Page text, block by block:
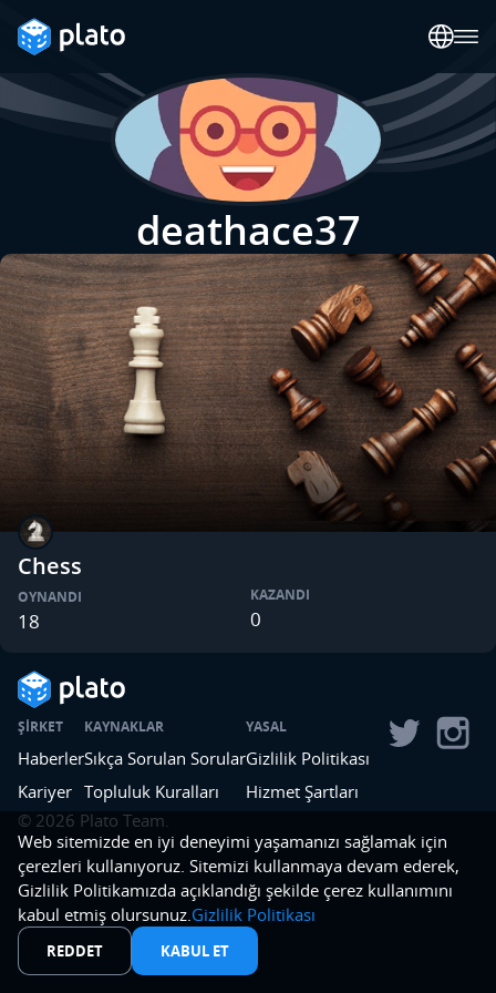
deathace37
Chess
OYNANDI
18
KAZANDI
0
ŞIRKET
Haberler
Kariyer
KAYNAKLAR
Sıkça Sorulan Sorular
Topluluk Kuralları
YASAL
Gizlilik Politikası
Hizmet Şartları
© 2026 Plato Team.
Web sitemizde en iyi deneyimi yaşamanızı sağlamak için
çerezleri kullanıyoruz. Sitemizi kullanmaya devam ederek,
Gizlilik Politikamızda açıklandığı şekilde çerez kullanımını
kabul etmiş olursunuz.Gizlilik Politikası
REDDET KABUL ET